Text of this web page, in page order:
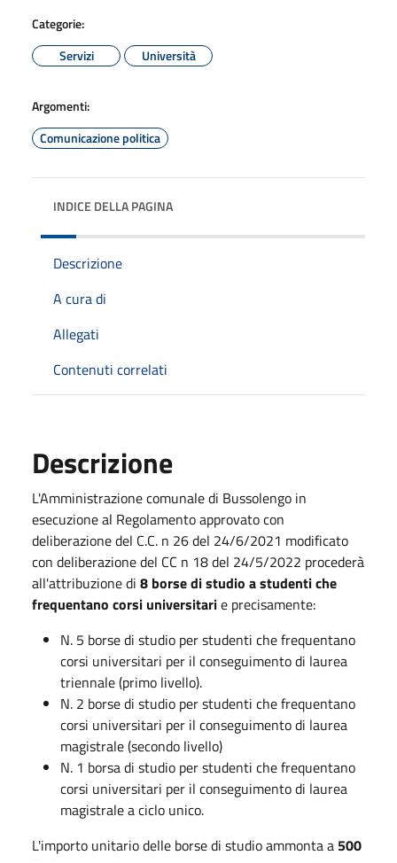
Categorie:
Servizi
Università
Argomenti:
Comunicazione politica
INDICE DELLA PAGINA
Descrizione
A cura di
Allegati
Contenuti correlati
Descrizione
L'Amministrazione comunale di Bussolengo in
esecuzione al Regolamento approvato con
deliberazione del C.C. n 26 del 24/6/2021 modificato
con deliberazione del CC n 18 del 24/5/2022 procederà
all'attribuzione di 8 borse di studio a studenti che
frequentano corsi universitarie precisamente:
N. 5 borse di studio per studenti che frequentano
corsi universitari per il conseguimento di laurea
triennale (primo livello).
N. 2 borse di studio per studenti che frequentano
corsi universitari per il conseguimento di laurea
magistrale (secondo livello)
N. 1 borsa di studio per studenti che frequentano
corsi universitari per il conseguimento di laurea
magistrale a ciclo unico.
L'importo unitario delle borse di studio ammonta a 500